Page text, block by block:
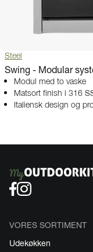
Steel
Swing - Modular
Modul med to vaske
Matsort finish i 316
Italiensk design og
VORES SORTIMENT
Udekøkken